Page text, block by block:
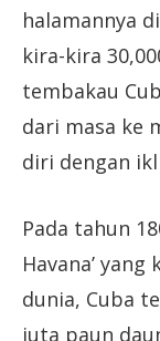
halamannya
kira-kira
tembakau
dari masa ke
diri dengan
Pada tahun
Havana’
dunia, Cuba
juta paun